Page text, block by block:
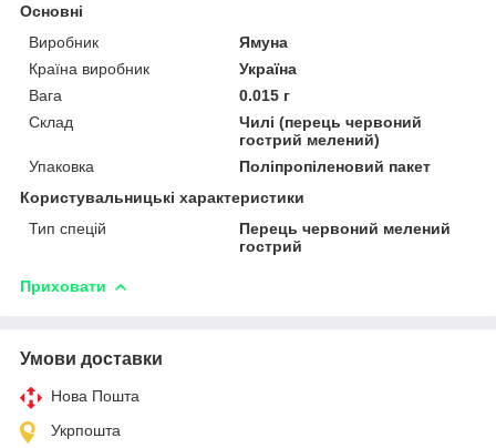
Основні
Виробник
Ямуна
Країна виробник
Україна
Вага
0.015 г
Склад
Чилі (перець червоний
гострий мелений)
Упаковка
Поліпропіленовий пакет
Користувальницькі характеристики
Тип спецій
Перець червоний мелений
гострий
Приховати
Умови доставки
Нова Пошта
Укрпошта